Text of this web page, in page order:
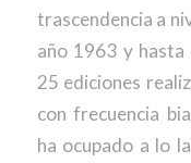
trascendencia a
año 1963 y
25 ediciones
con frecuencia
ha ocupado a lo